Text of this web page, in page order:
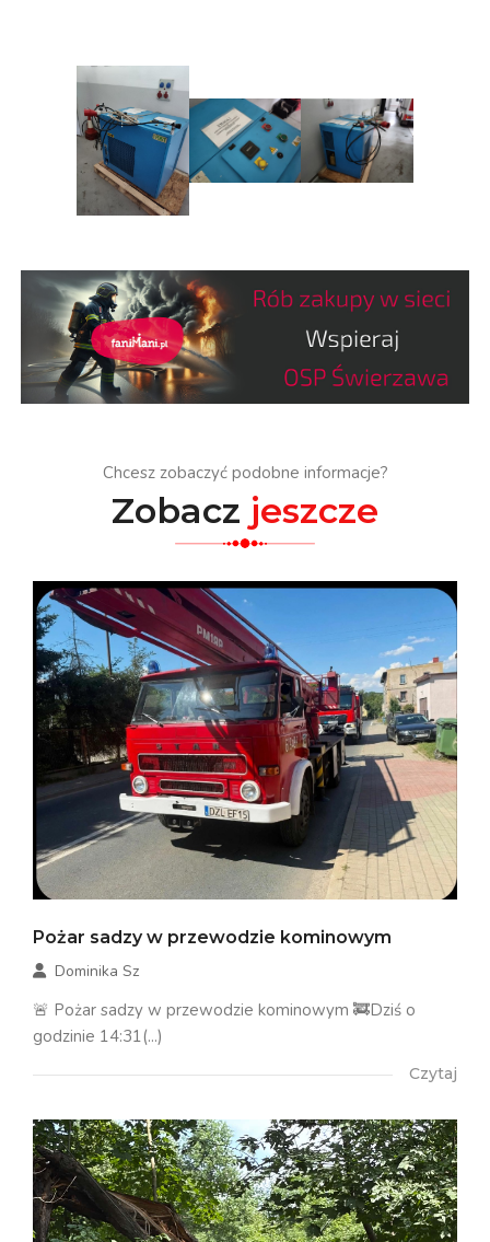
Chcesz zobaczyć podobne informacje?
Zobacz jeszcze
Pożar sadzy w przewodzie kominowym
Dominika Sz
🚨 Pożar sadzy w przewodzie kominowym 🚒Dziś o
godzinie 14:31(...)
Czytaj